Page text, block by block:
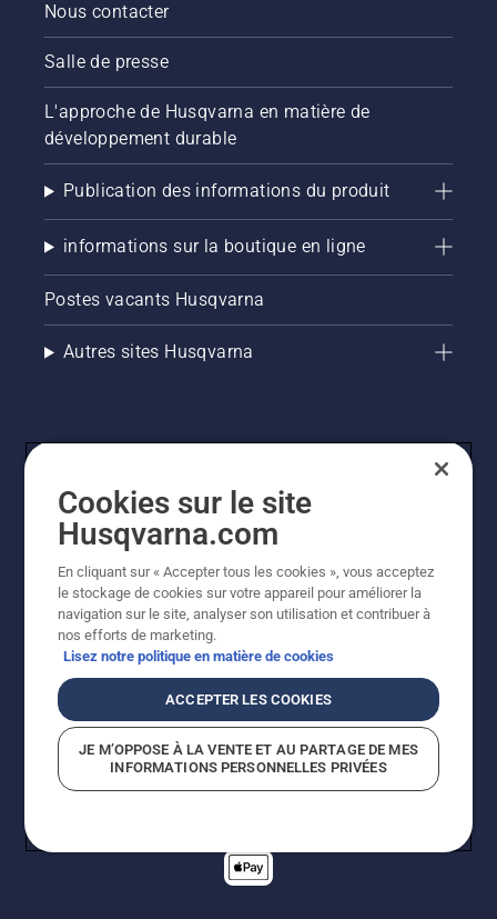
Nous contacter
Salle de presse
L'approche de Husqvarna en matière de
développement durable
Publication des informations du produit
informations sur la boutique en ligne
Postes vacants Husqvarna
Autres sites Husqvarna
© Husqvarna AB (publ). Tous droits réservés. Les prix
indiqués sont des prix de vente conseillés. Tous les prix
indiqués sont des prix de vente recommandés (TVA
incluse), sauf si le produit est disponible pour un achat
direct.
Politique relative aux cookiesConditions d'utilisation
Cookies sur le site
Husqvarna.com
En cliquant sur « Accepter tous les cookies », vous acceptez
le stockage de cookies sur votre appareil pour améliorer la
navigation sur le site, analyser son utilisation et contribuer à
nos efforts de marketing.
Lisez notre politique en matière de cookies
ACCEPTER LES COOKIES
JE M’OPPOSE À LA VENTE ET AU PARTAGE DE MES
INFORMATIONS PERSONNELLES PRIVÉES